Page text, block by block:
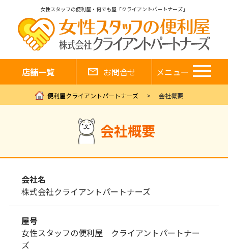
女性スタッフの便利屋・何でも屋「クライアントパートナーズ」
店舗一覧 お問合せ メニュー
便利屋クライアントパートナーズ 会社概要
会社概要
会社名
株式会社クライアントパートナーズ
屋号
女性スタッフの便利屋 クライアントパートナー
ズ